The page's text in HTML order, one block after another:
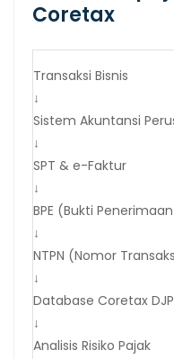
Coretax
Transaksi Bisnis
↓
Sistem Akuntansi
↓
SPT & e-Faktur
↓
BPE (Bukti
↓
NTPN (Nomor
↓
Database Coretax DJP
↓
Analisis Risiko Pajak